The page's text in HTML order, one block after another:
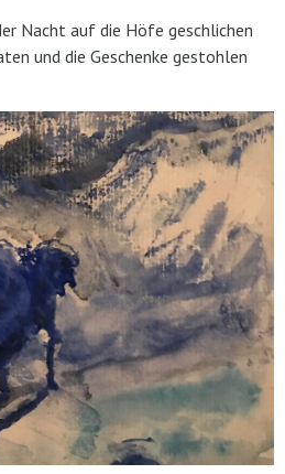
Nacht auf die Höfe geschlichen
und die Geschenke gestohlen